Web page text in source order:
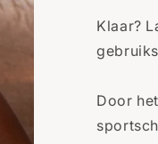
Klaar?
Door